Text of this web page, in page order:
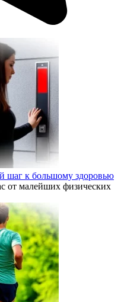
шаг к большому здоровью
от малейших физических